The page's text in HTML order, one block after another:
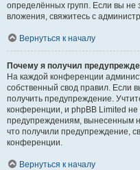
определённых групп. Если вы не
вложения, свяжитесь с
Вернуться к началу
Почему я получил
На каждой конференции
собственный свод правил. Если
получить предупреждение.
конференции, и phpBB Limited не
предупреждениям, вынесенным
что получили предупреждение,
конференции.
Вернуться к началу